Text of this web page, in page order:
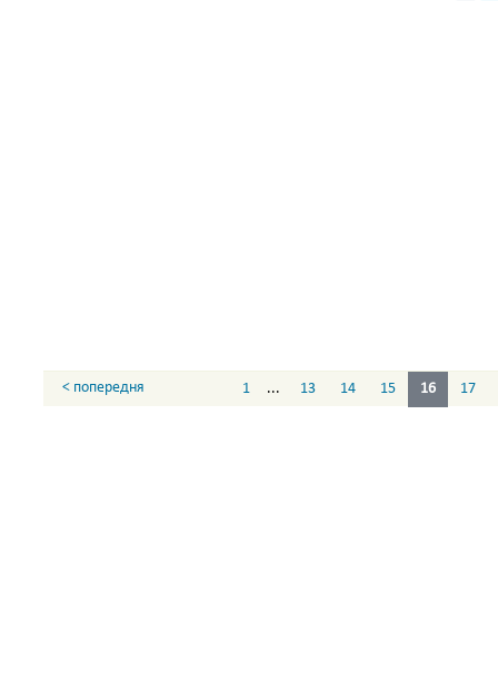
< попередня 1 ... 13 14 15 16 17